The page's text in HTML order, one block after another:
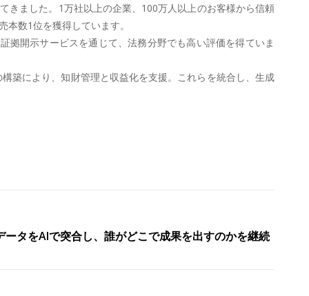
きました。1万社以上の企業、100万人以上のお客様から信頼
数1位を獲得しています。
拠開示サービスを通じて、法務分野でも高い評価を得ていま
築により、知財管理と収益化を支援。これらを統合し、生成
タをAIで突合し、誰がどこで成果を出すのかを継続